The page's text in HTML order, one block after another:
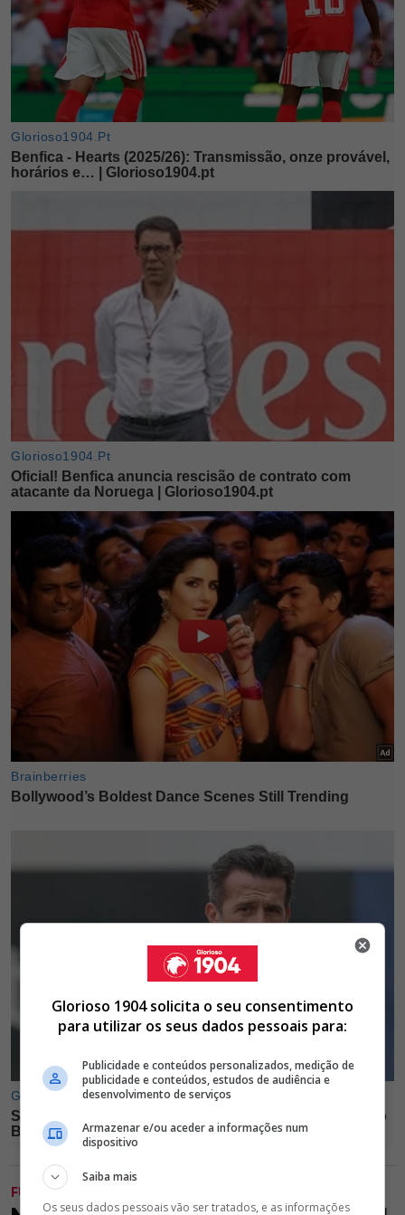
FUTEBOL
Glorioso 1904 solicita o seu consentimento
para utilizar os seus dados pessoais para:
Publicidade e conteúdos personalizados, medição de
publicidade e conteúdos, estudos de audiência e
desenvolvimento de serviços
Armazenar e/ou aceder a informações num
dispositivo
Saiba mais
Os seus dados pessoais vão ser tratados, e as informações